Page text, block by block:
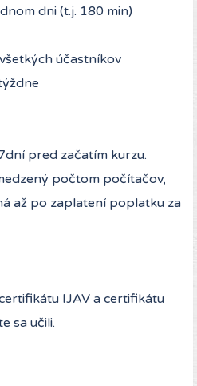
dni (t.j. 180 min)
účastníkov
pred začatím kurzu.
počtom počítačov,
až po zaplatení poplatku za
IJAV a certifikátu
sa učili.